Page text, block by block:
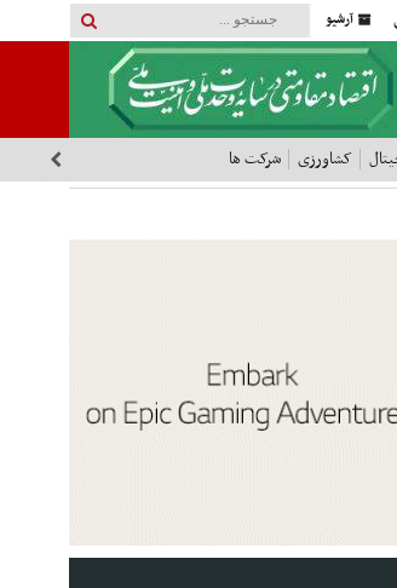
آرشیو
کشاورزی شرکت ها